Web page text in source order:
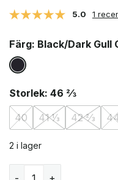
5.0 1
Färg: Black/Dark Gull
Storlek: 46 ⅔
40
41 ⅓ 42 ⅔
2 i lager